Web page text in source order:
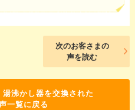
次のお客さまの
声を読む
沸かし器を交換された
一覧に戻る